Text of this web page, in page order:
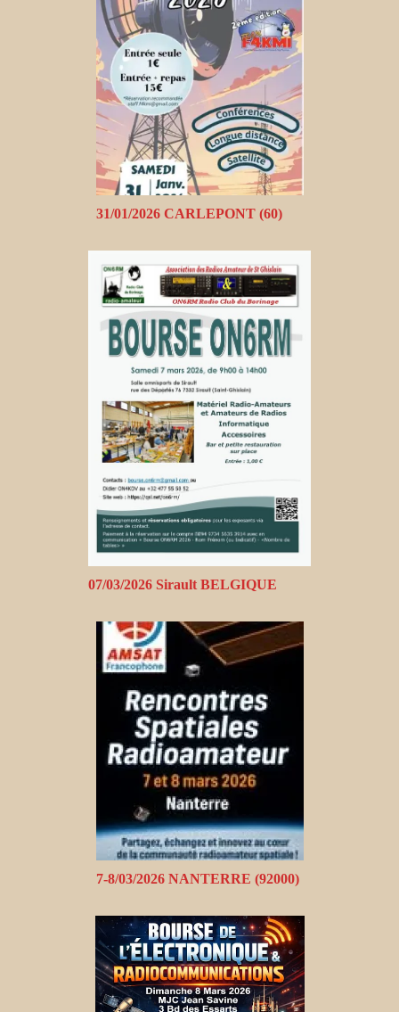
31/01/2026 CARLEPONT (60)
07/03/2026 Sirault BELGIQUE
7-8/03/2026 NANTERRE (92000)